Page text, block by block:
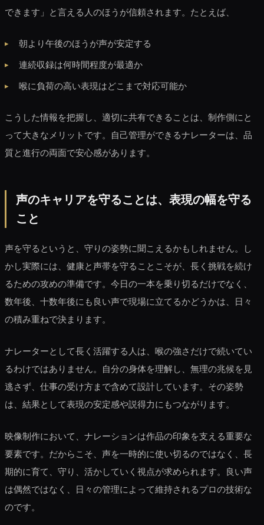
できます」と言える人のほうが信頼されます。たとえば、
朝より午後のほうが声が安定する
連続収録は何時間程度が最適か
喉に負荷の高い表現はどこまで対応可能か
こうした情報を把握し、適切に共有できることは、制作側にと
って大きなメリットです。自己管理ができるナレーターは、品
質と進行の両面で安心感があります。
声のキャリアを守ることは、表現の幅を守る
こと
声を守るというと、守りの姿勢に聞こえるかもしれません。し
かし実際には、健康と声帯を守ることこそが、長く挑戦を続け
るための攻めの準備です。今日の一本を乗り切るだけでなく、
数年後、十数年後にも良い声で現場に立てるかどうかは、日々
の積み重ねで決まります。
ナレーターとして長く活躍する人は、喉の強さだけで続いてい
るわけではありません。自分の身体を理解し、無理の兆候を見
逃さず、仕事の受け方まで含めて設計しています。その姿勢
は、結果として表現の安定感や説得力にもつながります。
映像制作において、ナレーションは作品の印象を支える重要な
要素です。だからこそ、声を一時的に使い切るのではなく、長
期的に育て、守り、活かしていく視点が求められます。良い声
は偶然ではなく、日々の管理によって維持されるプロの技術な
のです。